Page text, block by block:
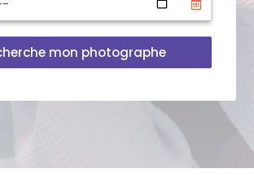
mon photographe